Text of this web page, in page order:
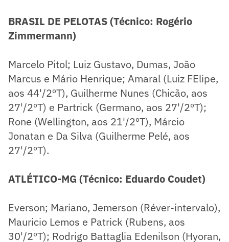
BRASIL DE PELOTAS (Técnico: Rogério
Zimmermann)
Marcelo Pitol; Luiz Gustavo, Dumas, João
Marcus e Mário Henrique; Amaral (Luiz FElipe,
aos 44'/2ºT), Guilherme Nunes (Chicão, aos
27'/2ºT) e Partrick (Germano, aos 27'/2ºT);
Rone (Wellington, aos 21'/2ºT), Márcio
Jonatan e Da Silva (Guilherme Pelé, aos
27'/2ºT).
ATLÉTICO-MG (Técnico: Eduardo Coudet)
Everson; Mariano, Jemerson (Réver-intervalo),
Mauricio Lemos e Patrick (Rubens, aos
30'/2ºT); Rodrigo Battaglia Edenilson (Hyoran,